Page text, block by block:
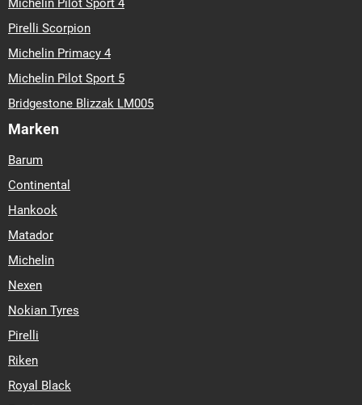
Michelin Pilot Sport 4
Pirelli Scorpion
Michelin Primacy 4
Michelin Pilot Sport 5
Bridgestone Blizzak LM005
Marken
Barum
Continental
Hankook
Matador
Michelin
Nexen
Nokian Tyres
Pirelli
Riken
Royal Black